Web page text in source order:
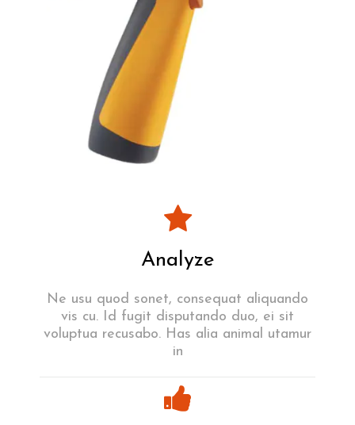
Analyze
Ne usu quod sonet, consequat aliquando
vis cu. Id fugit disputando duo, ei sit
voluptua recusabo. Has alia animal utamur
in